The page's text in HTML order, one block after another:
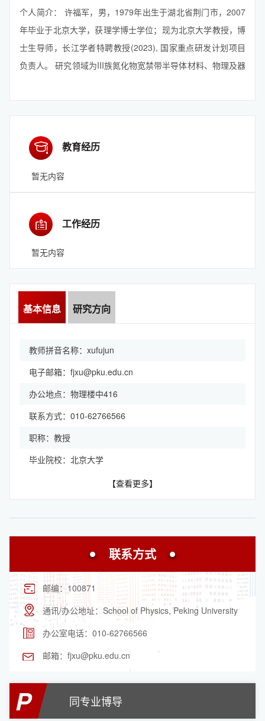
个人简介： 许福军，男，1979年出生于湖北省荆门市，2007
年毕业于北京大学，获理学博士学位；现为北京大学教授，博
士生导师，长江学者特聘教授(2023), 国家重点研发计划项目
负责人。 研究领域为III族氮化物宽禁带半导体材料、物理及器
技术研究；在Nature Materials、Nature Communications、
Light: Science & Applications、Applied Physics Lette...
教育经历
暂无内容
工作经历
暂无内容
基本信息 研究方向
【查看更多】
教师拼音名称：xufujun
电子邮箱： fjxu@pku.edu.cn
办公地点：物理楼中416
联系方式：010-62766566
职称：教授
毕业院校：北京大学
联系方式
邮编： 100871
通讯/办公地址：School of Physics, Peking University
办公室电话： 010-62766566
邮箱： fjxu@pku.edu.cn
P 同专业博导